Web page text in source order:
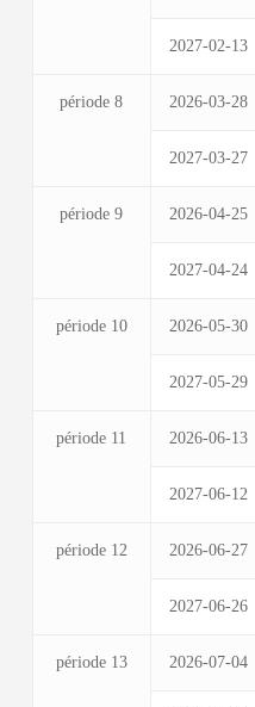
2027-02-13
période 8 2026-03-28
2027-03-27
période 9 2026-04-25
2027-04-24
période 10 2026-05-30
2027-05-29
période 11 2026-06-13
2027-06-12
période 12 2026-06-27
2027-06-26
période 13 2026-07-04